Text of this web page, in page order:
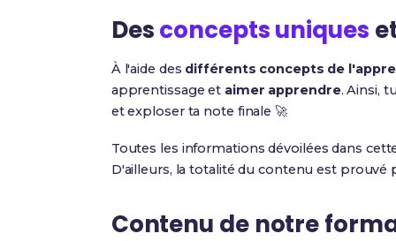
Desconcepts uniques
À l'aide des différents concepts de
apprentissage et aimer apprendre. Ainsi,
et exploser ta note finale 🚀
Toutes les informations dévoilées dans
D'ailleurs, la totalité du contenu est prouvé
Contenu de notre